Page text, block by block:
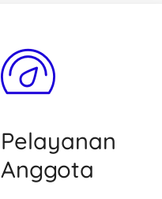
Pelayanan
Anggota